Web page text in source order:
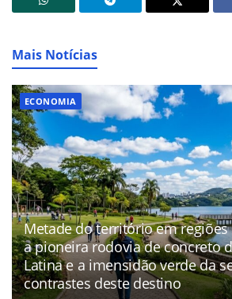
Mais Notícias
ECONOMIA
Metade do território em regiões
a pioneira rodovia de concreto
Latina e a imensidão verde da
contrastes deste destino